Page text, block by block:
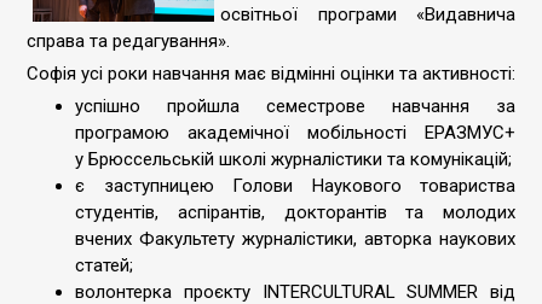
освітньої програми «Видавнича
справа та редагування».
Софія усі роки навчання має відмінні оцінки та активності:
успішно пройшла семестрове навчання за
програмою академічної мобільності ЕРАЗМУС+
у Брюссельській школі журналістики та комунікацій;
є заступницею Голови Наукового товариства
студентів, аспірантів, докторантів та молодих
вчених Факультету журналістики, авторка наукових
статей;
волонтерка проєкту INTERCULTURAL SUMMER від